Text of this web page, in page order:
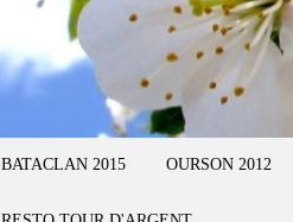
BATACLAN 2015 OURSON 2012